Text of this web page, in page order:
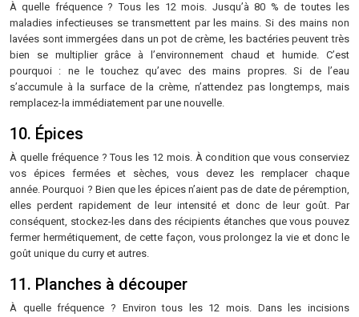
À quelle fréquence ? Tous les 12 mois. Jusqu’à 80 % de toutes les
maladies infectieuses se transmettent par les mains. Si des mains non
lavées sont immergées dans un pot de crème, les bactéries peuvent très
bien se multiplier grâce à l’environnement chaud et humide. C’est
pourquoi : ne le touchez qu’avec des mains propres. Si de l’eau
s’accumule à la surface de la crème, n’attendez pas longtemps, mais
remplacez-la immédiatement par une nouvelle.
10. Épices
À quelle fréquence ? Tous les 12 mois. À condition que vous conserviez
vos épices fermées et sèches, vous devez les remplacer chaque
année. Pourquoi ? Bien que les épices n’aient pas de date de péremption,
elles perdent rapidement de leur intensité et donc de leur goût. Par
conséquent, stockez-les dans des récipients étanches que vous pouvez
fermer hermétiquement, de cette façon, vous prolongez la vie et donc le
goût unique du curry et autres.
11. Planches à découper
À quelle fréquence ? Environ tous les 12 mois. Dans les incisions